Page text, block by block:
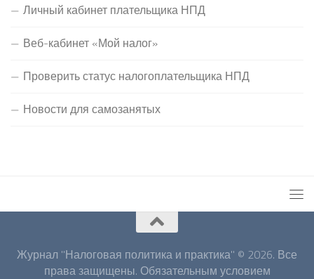
Личный кабинет плательщика НПД
Веб-кабинет «Мой налог»
Проверить статус налогоплательщика НПД
Новости для самозанятых
Журнал "Налоговая политика и практика" © 2026. Все
права защищены. Обязательным условием